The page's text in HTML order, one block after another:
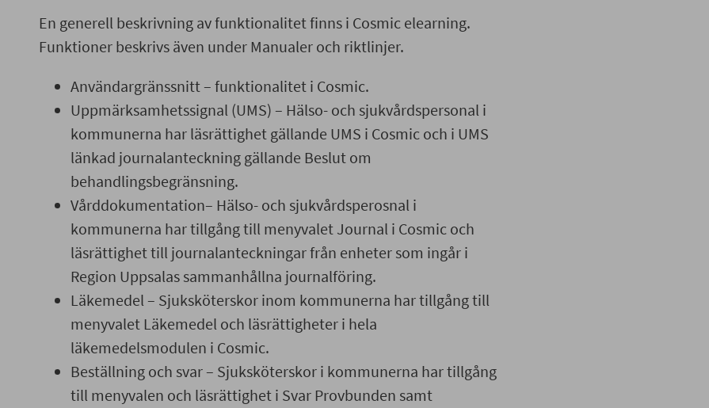
En generell beskrivning av funktionalitet finns i Cosmic elearning.
Funktioner beskrivs även under Manualer och riktlinjer.
Användargränssnitt – funktionalitet i Cosmic.
Uppmärksamhetssignal (UMS) – Hälso- och sjukvårdspersonal i
kommunerna har läsrättighet gällande UMS i Cosmic och i UMS
länkad journalanteckning gällande Beslut om
behandlingsbegränsning.
Vårddokumentation– Hälso- och sjukvårdsperosnal i
kommunerna har tillgång till menyvalet Journal i Cosmic och
läsrättighet till journalanteckningar från enheter som ingår i
Region Uppsalas sammanhållna journalföring.
Läkemedel – Sjuksköterskor inom kommunerna har tillgång till
menyvalet Läkemedel och läsrättigheter i hela
läkemedelsmodulen i Cosmic.
Beställning och svar – Sjuksköterskor i kommunerna har tillgång
till menyvalen och läsrättighet i Svar Provbunden samt